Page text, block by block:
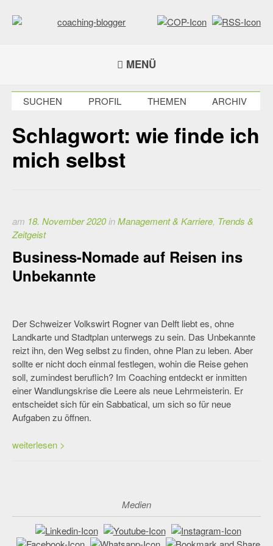
zum
MENÜ
Schlagwort: wie finde ich
mich selbst
am 18. November 2020inManagement & Karriere, Trends &
Zeitgeist
Business-Nomade auf Reisen ins
Unbekannte
Der Schweizer Volkswirt Rogner van Delft liebt es, ohne
Landkarte und Stadtplan unterwegs zu sein. Das Unbekannte
reizt ihn, den Weg selbst zu finden, ohne Plan zu leben. Aber
sollte er nicht doch einmal festlegen, wohin die Reise gehen
soll, zumindest beruflich? Im Coaching entdeckt er inmitten
einer Wandlungskrise die Leere als neue Lehrmeisterin. Er
entscheidet sich für ein Sabbatical, um sich so für neue
Aufgaben zu öffnen.
weiterlesen >
SUCHEN PROFIL THEMEN ARCHIV
Medien